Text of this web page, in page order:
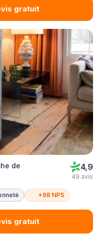
gratuit
de
4,9
49 avis
+98 NPS
gratuit